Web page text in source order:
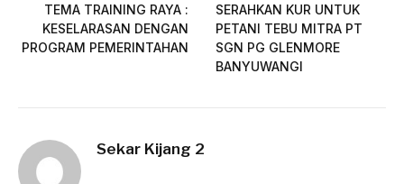
TEMA TRAINING RAYA :
KESELARASAN DENGAN
PROGRAM PEMERINTAHAN
SERAHKAN KUR UNTUK
PETANI TEBU MITRA PT
SGN PG GLENMORE
BANYUWANGI
Sekar Kijang 2